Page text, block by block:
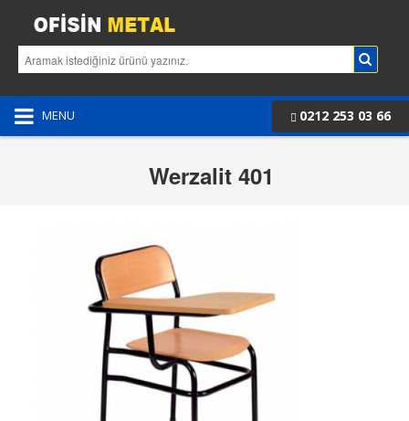
0212 253 03 66
MENU
Werzalit 401